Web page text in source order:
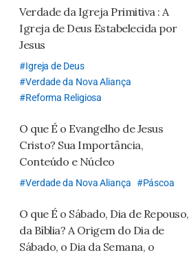
하
Verdade da Igreja Primitiva : A
Igreja de Deus Estabelecida por
Jesus
Igreja de Deus
Verdade da Nova Aliança
Reforma Religiosa
O que É o Evangelho de Jesus
Cristo? Sua Importância,
Conteúdo e Núcleo
Verdade da Nova Aliança Páscoa
O que É o Sábado, Dia de Repouso,
da Bíblia? A Origem do Dia de
Sábado, o Dia da Semana, o